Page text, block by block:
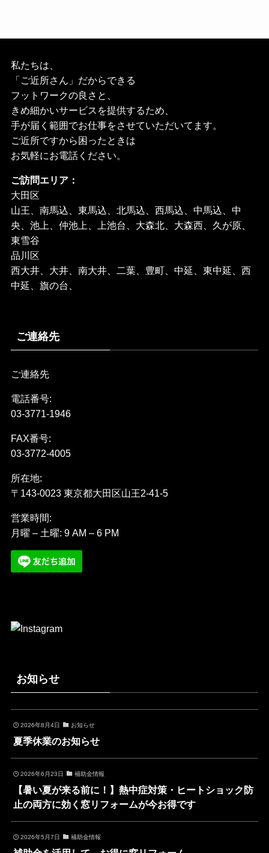
私たちは、
「ご近所さん」だからできる
フットワークの良さと、
きめ細かいサービスを提供するため、
手が届く範囲でお仕事をさせていただいてます。
ご近所ですから困ったときは
お気軽にお電話ください。
ご訪問エリア：
大田区
山王、南馬込、東馬込、北馬込、西馬込、中馬込、中
央、池上、仲池上、上池台、大森北、大森西、久が原、
東雪谷
品川区
西大井、大井、南大井、二葉、豊町、中延、東中延、西
中延、旗の台、
ご連絡先
ご連絡先
電話番号:
03-3771-1946
FAX番号:
03-3772-4005
所在地:
〒143-0023 東京都大田区山王2-41-5
営業時間:
月曜 – 土曜: 9 AM – 6 PM
お知らせ
2026年8月4日 お知らせ
夏季休業のお知らせ
2026年6月23日 補助金情報
【暑い夏が来る前に！】熱中症対策・ヒートショック防
止の両方に効く窓リフォームが今お得です
2026年5月7日 補助金情報